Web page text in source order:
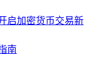
启加密货币交易新
南